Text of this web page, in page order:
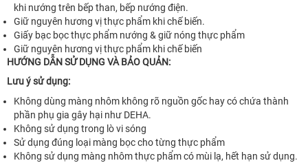
khi nướng trên bếp than, bếp nướng điện.
Giữ nguyên hương vị thực phẩm khi chế biến.
Giấy bạc bọc thực phẩm nướng & giữ nóng thực phẩm
Giữ nguyên hương vị thực phẩm khi chế biến
HƯỚNG DẪN SỬ DỤNG VÀ BẢO QUẢN:
Lưu ý sử dụng:
Không dùng màng nhôm không rõ nguồn gốc hay có chứa thành
phần phụ gia gây hại như DEHA.
Không sử dụng trong lò vi sóng
Sử dụng đúng loại màng bọc cho từng thực phẩm
Không sử dụng màng nhôm thực phẩm có mùi lạ, hết hạn sử dụng.